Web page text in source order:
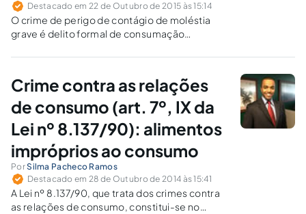
Destacado em 22 de Outubro de 2015 às 15:14
O crime de perigo de contágio de moléstia
grave é delito formal de consumação
Assim a consumação opera-se com a prática
ocorrer, será o exaurimento do crime.
Crime contra as relações
de consumo (art. 7º, IX da
Lei nº 8.137/90): alimentos
impróprios ao consumo
PorSilma Pacheco Ramos
Destacado em 28 de Outubro de 2014 às 15:41
A Lei nº 8.137/90, que trata dos crimes contra
as relações de consumo, constitui-se no